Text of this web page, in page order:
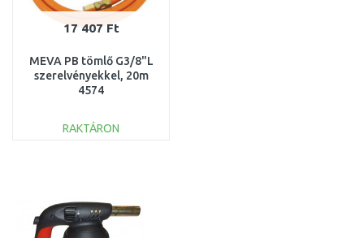
17 407 Ft
MEVA PB tömlő G3/8"L
szerelvényekkel, 20m
4574
RAKTÁRON